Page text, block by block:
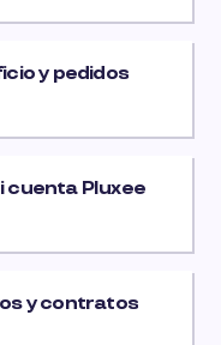
y pedidos
cuenta Pluxee
y contratos